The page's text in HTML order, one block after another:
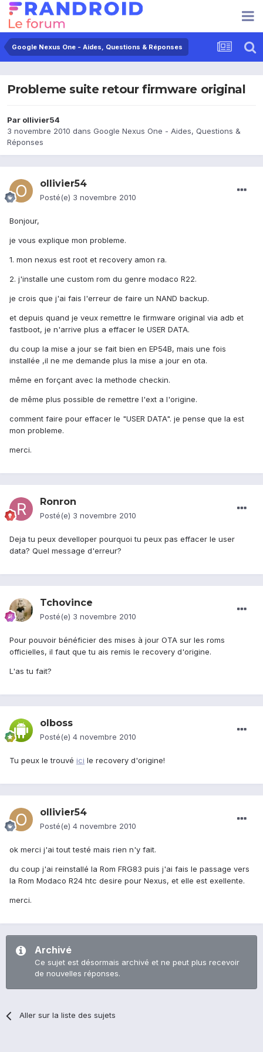
Google Nexus One - Aides, Questions & Réponses
Probleme suite retour firmware original
Par ollivier54
3 novembre 2010 dans Google Nexus One - Aides, Questions &
Réponses
ollivier54
Posté(e) 3 novembre 2010
Bonjour,
je vous explique mon probleme.
1. mon nexus est root et recovery amon ra.
2. j'installe une custom rom du genre modaco R22.
je crois que j'ai fais l'erreur de faire un NAND backup.
et depuis quand je veux remettre le firmware original via adb et
fastboot, je n'arrive plus a effacer le USER DATA.
du coup la mise a jour se fait bien en EP54B, mais une fois
installée ,il ne me demande plus la mise a jour en ota.
même en forçant avec la methode checkin.
de même plus possible de remettre l'ext a l'origine.
comment faire pour effacer le "USER DATA". je pense que la est
mon probleme.
merci.
Ronron
Posté(e) 3 novembre 2010
Deja tu peux develloper pourquoi tu peux pas effacer le user
data? Quel message d'erreur?
Tchovince
Posté(e) 3 novembre 2010
Pour pouvoir bénéficier des mises à jour OTA sur les roms
officielles, il faut que tu ais remis le recovery d'origine.
L'as tu fait?
olboss
Posté(e) 4 novembre 2010
Tu peux le trouvé ici le recovery d'origine!
ollivier54
Posté(e) 4 novembre 2010
ok merci j'ai tout testé mais rien n'y fait.
du coup j'ai reinstallé la Rom FRG83 puis j'ai fais le passage vers
la Rom Modaco R24 htc desire pour Nexus, et elle est exellente.
merci.
Archivé
Ce sujet est désormais archivé et ne peut plus recevoir
de nouvelles réponses.
Aller sur la liste des sujets